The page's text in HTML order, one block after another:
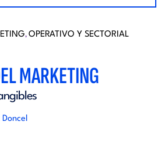
, OPERATIVO Y SECTORIAL
MARKETING